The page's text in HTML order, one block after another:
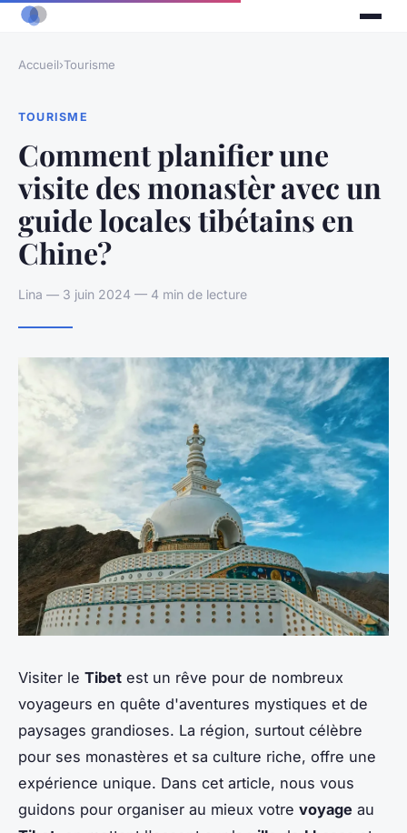
Accueil›Tourisme
TOURISME
Comment planifier une
visite des monastèr avec un
guide locales tibétains en
Chine?
Lina — 3 juin 2024 — 4 min de lecture
Visiter le Tibet est un rêve pour de nombreux
voyageurs en quête d'aventures mystiques et de
paysages grandioses. La région, surtout célèbre
pour ses monastères et sa culture riche, offre une
expérience unique. Dans cet article, nous vous
guidons pour organiser au mieux votre voyage au